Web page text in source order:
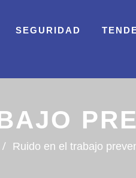
SEGURIDAD
Ruido en el trabajo